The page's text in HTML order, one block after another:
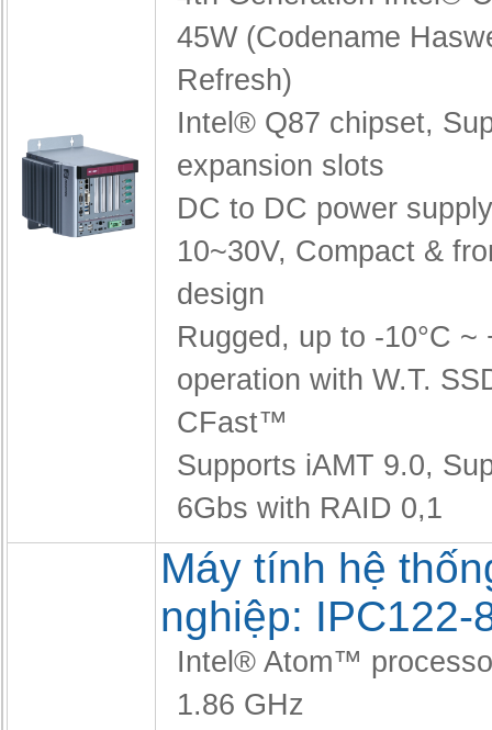
45W (Codename
Refresh)
Intel® Q87 chipset,
expansion slots
DC to DC power
10~30V, Compact &
design
Rugged, up to -10°C ~
operation with W.T.
CFast™
Supports iAMT 9.0,
6Gbs with RAID 0,1
Máy tính hệ
nghiệp: IPC122-
Intel® Atom™
1.86 GHz